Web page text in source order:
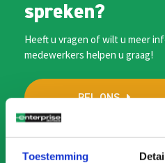
Toestemming
spreken?
Heeft u vragen of wilt u meer
medewerkers helpen u graag!
BEL ONS